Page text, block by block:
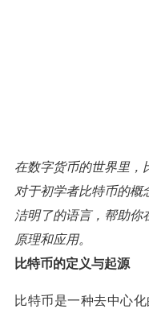
在数字货币的世界里，
对于初学者比特币的概
洁明了的语言，帮助你
原理和应用。
比特币的定义与起源
比特币是一种去中心